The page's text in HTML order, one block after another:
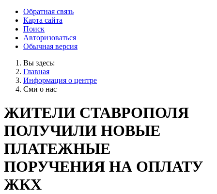
Обратная связь
Карта сайта
Поиск
Авторизоваться
Обычная версия
Вы здесь:
Главная
Информация о центре
Сми о нас
ЖИТЕЛИ СТАВРОПОЛЯ
ПОЛУЧИЛИ НОВЫЕ
ПЛАТЕЖНЫЕ
ПОРУЧЕНИЯ НА ОПЛАТУ
ЖКХ